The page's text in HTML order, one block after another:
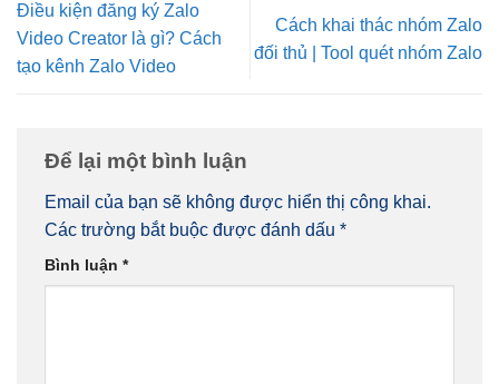
Điều kiện đăng ký Zalo
Video Creator là gì? Cách
tạo kênh Zalo Video
Cách khai thác nhóm Zalo
đối thủ | Tool quét nhóm Zalo
Để lại một bình luận
Email của bạn sẽ không được hiển thị công khai.
Các trường bắt buộc được đánh dấu *
Bình luận *